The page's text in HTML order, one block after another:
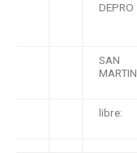
DEPRO
SAN
MARTIN
libre: